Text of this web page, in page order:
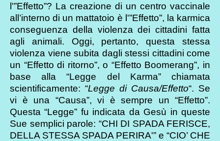
l'”Effetto”? La creazione di un centro vaccinale
all’interno di un mattatoio è l'”Effetto”, la karmica
conseguenza della violenza dei cittadini fatta
agli animali. Oggi, pertanto, questa stessa
violenza viene subita dagli stessi cittadini come
un “Effetto di ritorno”, o “Effetto Boomerang”, in
base alla “Legge del Karma” chiamata
scientificamente: “Legge di Causa/Effetto“. Se
vi è una “Causa”, vi è sempre un “Effetto”.
Questa “Legge” fu indicata da Gesù in queste
Sue semplici parole: “CHI DI SPADA FERISCE,
DELLA STESSA SPADA PERIRA'” e “CIO’ CHE